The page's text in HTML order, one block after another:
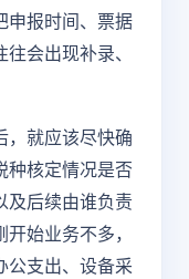
申报时间、票据
会出现补录、
，就应该尽快确
种核定情况是否
及后续由谁负责
始业务不多，
公支出、设备采